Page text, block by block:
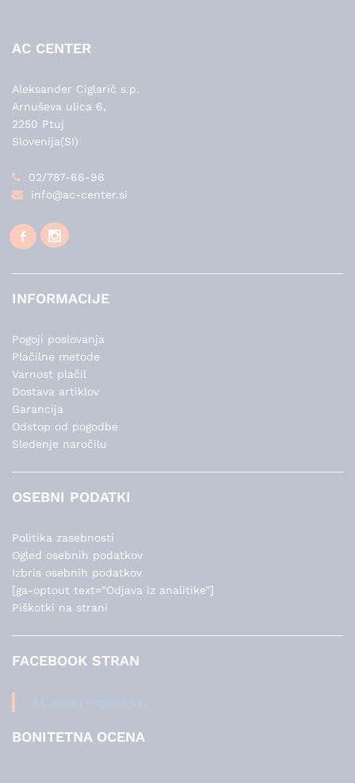
AC CENTER
Aleksander Ciglarič s.p.
Arnuševa ulica 6,
2250 Ptuj
Slovenija(SI)
02/787-66-96
info@ac-center.si
INFORMACIJE
Pogoji poslovanja
Plačilne metode
Varnost plačil
Dostava artiklov
Garancija
Odstop od pogodbe
Sledenje naročilu
OSEBNI PODATKI
Politika zasebnosti
Ogled osebnih podatkov
Izbris osebnih podatkov
[ga-optout text=”Odjava iz analitike”]
Piškotki na strani
FACEBOOK STRAN
AC-center Ciglarič s.p.
BONITETNA OCENA